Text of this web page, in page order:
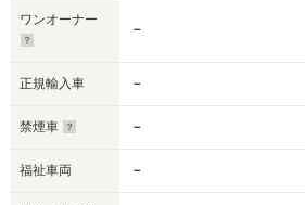
ワンオーナー
－
正規輸入車 －
禁煙車 －
福祉車両 －